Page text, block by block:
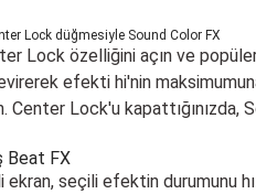
Lock düğmesiyle Sound Color FX
Lock özelliğini açın ve
efekti hi'nin
Center Lock'u kapattığınızda,
Beat FX
ekran, seçili efektin durumunu